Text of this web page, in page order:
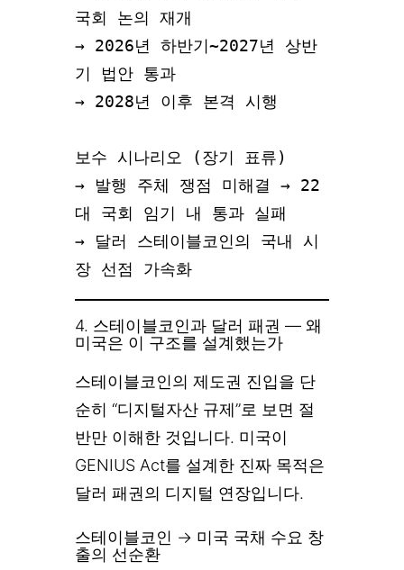
국회 논의 재개
→ 2026년 하반기~2027년 상반
기 법안 통과
→ 2028년 이후 본격 시행
보수 시나리오 (장기 표류)
→ 발행 주체 쟁점 미해결 → 22
대 국회 임기 내 통과 실패
→ 달러 스테이블코인의 국내 시
장 선점 가속화
4. 스테이블코인과 달러 패권 — 왜
미국은 이 구조를 설계했는가
스테이블코인의 제도권 진입을 단
순히 “디지털자산 규제”로 보면 절
반만 이해한 것입니다. 미국이
GENIUS Act를 설계한 진짜 목적은
달러 패권의 디지털 연장입니다.
스테이블코인 → 미국 국채 수요 창
출의 선순환